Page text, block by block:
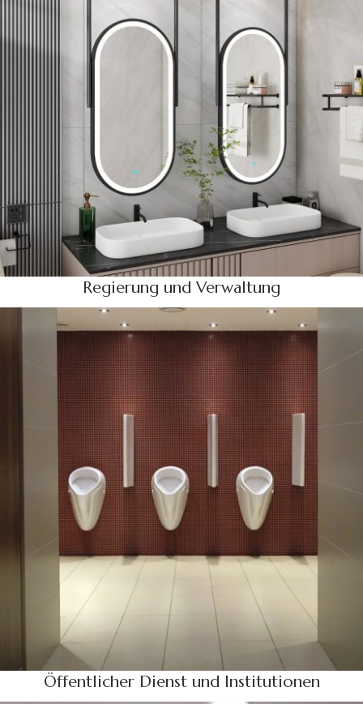
Regierung und Verwaltung
Öffentlicher Dienst und Institutionen